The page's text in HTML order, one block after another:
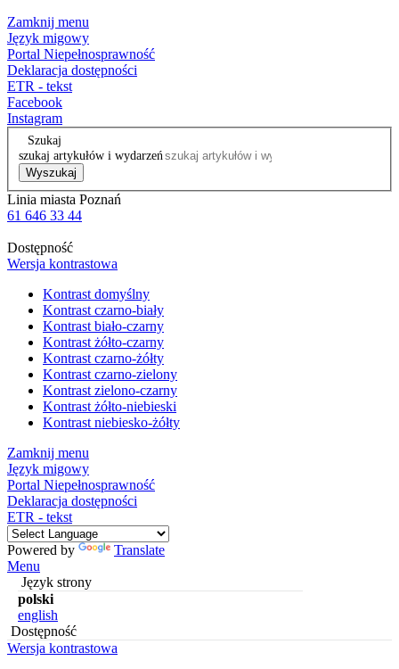
Zamknij menu
Język migowy
Portal Niepełnosprawność
Deklaracja dostępności
ETR - tekst
Facebook
Instagram
Szukaj
szukaj artykułów i wydarzeń
Wyszukaj
Linia miasta Poznań
61 646 33 44
Dostępność
Wersja kontrastowa
Kontrast domyślny
Kontrast czarno-biały
Kontrast biało-czarny
Kontrast żółto-czarny
Kontrast czarno-żółty
Kontrast czarno-zielony
Kontrast zielono-czarny
Kontrast żółto-niebieski
Kontrast niebiesko-żółty
Zamknij menu
Język migowy
Portal Niepełnosprawność
Deklaracja dostępności
ETR - tekst
Powered by
Translate
Menu
Język strony
polski
english
Dostępność
Wersja kontrastowa